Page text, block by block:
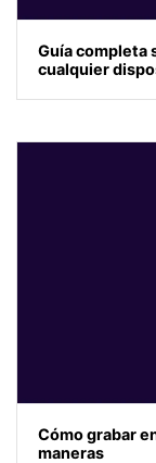
Guía completa
cualquier
Cómo grabar
maneras